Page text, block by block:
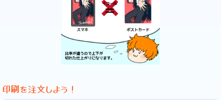
印刷を注文しよう！